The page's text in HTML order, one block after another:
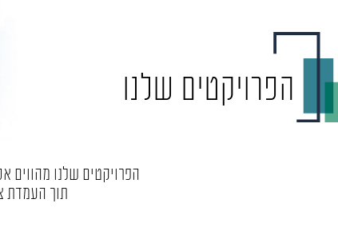
הפרויקטים שלנו
הפרויקטים שלנו מהווים
תוך העמדת